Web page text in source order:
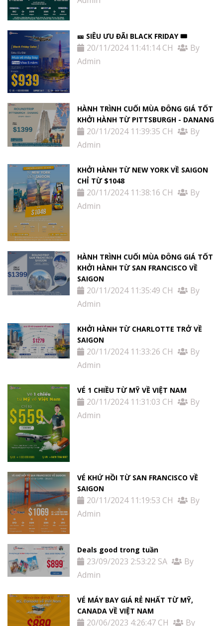
🎫 SIÊU ƯU ĐÃI BLACK FRIDAY 🎟
20/11/2024 11:41:14 CH
By
Admin
HÀNH TRÌNH CUỐI MÙA ĐÔNG GIÁ TỐT
KHỞI HÀNH TỪ PITTSBURGH - DANANG
20/11/2024 11:39:35 CH
By
Admin
KHỞI HÀNH TỪ NEW YORK VỀ SAIGON
CHỈ TỪ $1048
20/11/2024 11:38:16 CH
By
Admin
HÀNH TRÌNH CUỐI MÙA ĐÔNG GIÁ TỐT
KHỞI HÀNH TỪ SAN FRANCISCO VỀ
SAIGON
20/11/2024 11:35:49 CH
By
Admin
KHỞI HÀNH TỪ CHARLOTTE TRỞ VỀ
SAIGON
20/11/2024 11:33:26 CH
By
Admin
VÉ 1 CHIỀU TỪ MỸ VỀ VIỆT NAM
20/11/2024 11:31:03 CH
By
Admin
VÉ KHỨ HỒI TỪ SAN FRANCISCO VỀ
SAIGON
20/11/2024 11:19:53 CH
By
Admin
Deals good trong tuần
23/09/2023 2:53:22 SA
By
Admin
VÉ MÁY BAY GIÁ RẺ NHẤT TỪ MỸ,
CANADA VỀ VIỆT NAM
20/06/2023 4:26:47 CH By